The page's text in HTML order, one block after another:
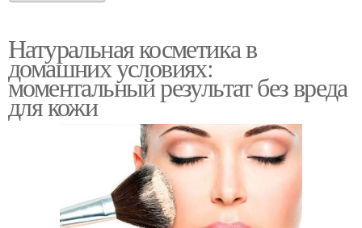
Натуральная косметика в
домашних условиях:
моментальный результат без вреда
для кожи